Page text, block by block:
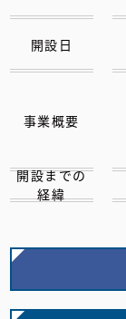
開設日
事業概要
開設までの
経緯